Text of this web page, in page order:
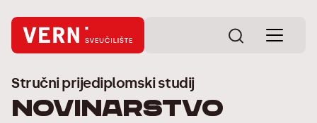
Stručni prijediplomski studij
Novinarstvo